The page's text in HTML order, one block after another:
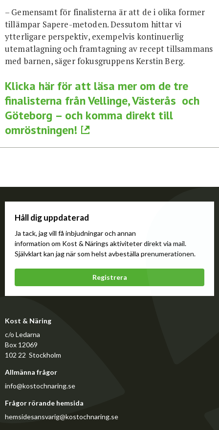
– Gemensamt för finalisterna är att de i olika former
tillämpar Sapere-metoden. Dessutom hittar vi
ytterligare perspektiv, exempelvis kontinuerlig
utematlagning och framtagning av recept tillsammans
med barnen, säger fokusgruppens Kerstin Berg.
Klicka här för att läsa mer om de tre
finalisterna från Vellinge, Västerås och
Göteborg – och komma direkt till
omröstningen!
Håll dig uppdaterad
Ja tack, jag vill få inbjudningar och annan
information om Kost & Närings aktiviteter direkt via mail.
Självklart kan jag när som helst avbeställa prenumerationen.
Registrera
Kost & Näring
c/o Ledarna
Box 12069
102 22 Stockholm
Allmänna frågor
info@kostochnaring.se
Frågor rörande hemsida
hemsidesansvarig@kostochnaring.se